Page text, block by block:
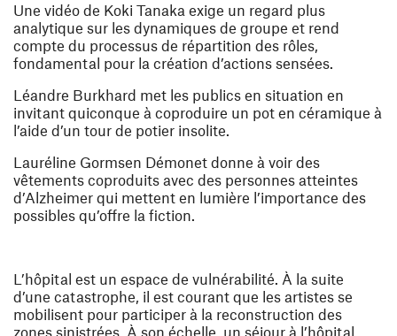
Une vidéo de Koki Tanaka exige un regard plus
analytique sur les dynamiques de groupe et rend
compte du processus de répartition des rôles,
fondamental pour la création d’actions sensées.
Léandre Burkhard met les publics en situation en
invitant quiconque à coproduire un pot en céramique à
l’aide d’un tour de potier insolite.
Lauréline Gormsen Démonet donne à voir des
vêtements coproduits avec des personnes atteintes
d’Alzheimer qui mettent en lumière l’importance des
possibles qu’offre la fiction.
L’hôpital est un espace de vulnérabilité. À la suite
d’une catastrophe, il est courant que les artistes se
mobilisent pour participer à la reconstruction des
zones sinistrées. À son échelle, un séjour à l’hôpital